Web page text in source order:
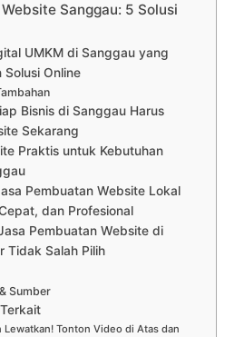
Sanggau: 5 Solusi
UMKM di Sanggau yang
Online
Bisnis di Sanggau Harus
Sekarang
Praktis untuk Kebutuhan
Pembuatan Website Lokal
dan Profesional
Pembuatan Website di
Tidak Salah Pilih
Sumber
Lewatkan! Tonton Video di Atas dan